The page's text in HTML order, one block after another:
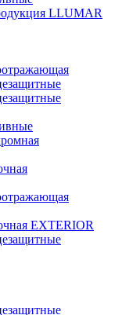
LLUMAR
EXTERIOR